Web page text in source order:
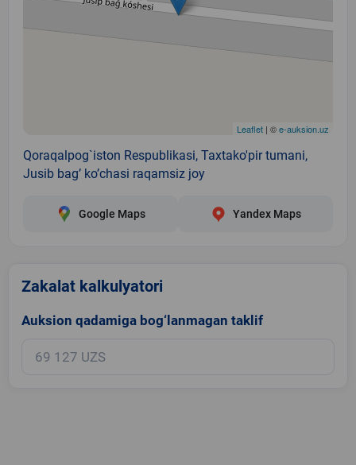
Leaflet | ©e-auksion.uz
Qoraqalpog`iston Respublikasi, Taxtako'pir tumani,
Jusib bag’ ko’chasi raqamsiz joy
Google Maps Yandex Maps
Zakalat kalkulyatori
Auksion qadamiga bog‘lanmagan taklif